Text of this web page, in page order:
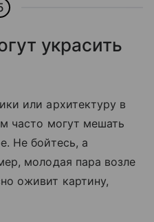
украсить
или архитектуру в
часто могут мешать
Не бойтесь, а
молодая пара возле
оживит картину,